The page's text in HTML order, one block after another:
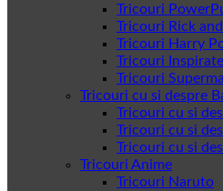
Tricouri
Tricouri Rick
Tricouri Harry
Tricouri
Tricouri
Tricouri cu si despre
Tricouri cu si
Tricouri cu si
Tricouri cu si
Tricouri Anime
Tricouri Naruto